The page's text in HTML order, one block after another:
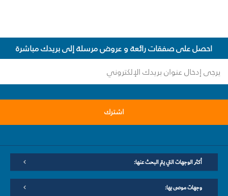
احصل على صفقات رائعة و عروض مرسلة إلى بريدك مباشرة
اشترك
أكثر الوجهات التي يتم البحث عنها:
وجهات موصى بها: